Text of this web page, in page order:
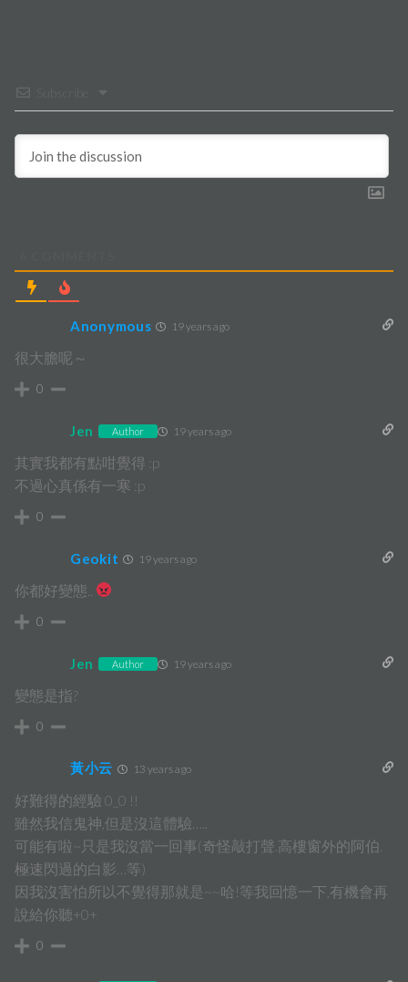
Anonymous 19 years ago
很大膽呢～
0
Jen Author 19 years ago
其實我都有點咁覺得 :p
不過心真係有一寒 :p
0
Geokit 19 years ago
你都好變態..
0
Jen Author 19 years ago
變態是指?
0
黃小云 13 years ago
好難得的經驗 0_0 !!
雖然我信鬼神,但是沒這體驗…..
可能有啦~只是我沒當一回事(奇怪敲打聲.高樓窗外的阿伯.
極速閃過的白影…等)
因我沒害怕所以不覺得那就是~~哈!等我回憶一下,有機會再
說給你聽+0+
0